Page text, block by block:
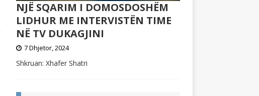
NJË SQARIM I DOMOSDOSHËM
LIDHUR ME INTERVISTËN TIME
NË TV DUKAGJINI
7 Dhjetor, 2024
Shkruan: Xhafer Shatri